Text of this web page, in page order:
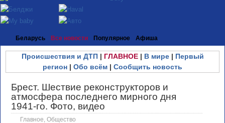
Беларусь Все новости Популярное Афиша
Происшествия и ДТП| ГЛАВНОЕ| В мире| Первый
регион | Обо всём | Сообщить новость
Брест. Шествие реконструкторов и
атмосфера последнего мирного дня
1941-го. Фото, видео
Главное Общество